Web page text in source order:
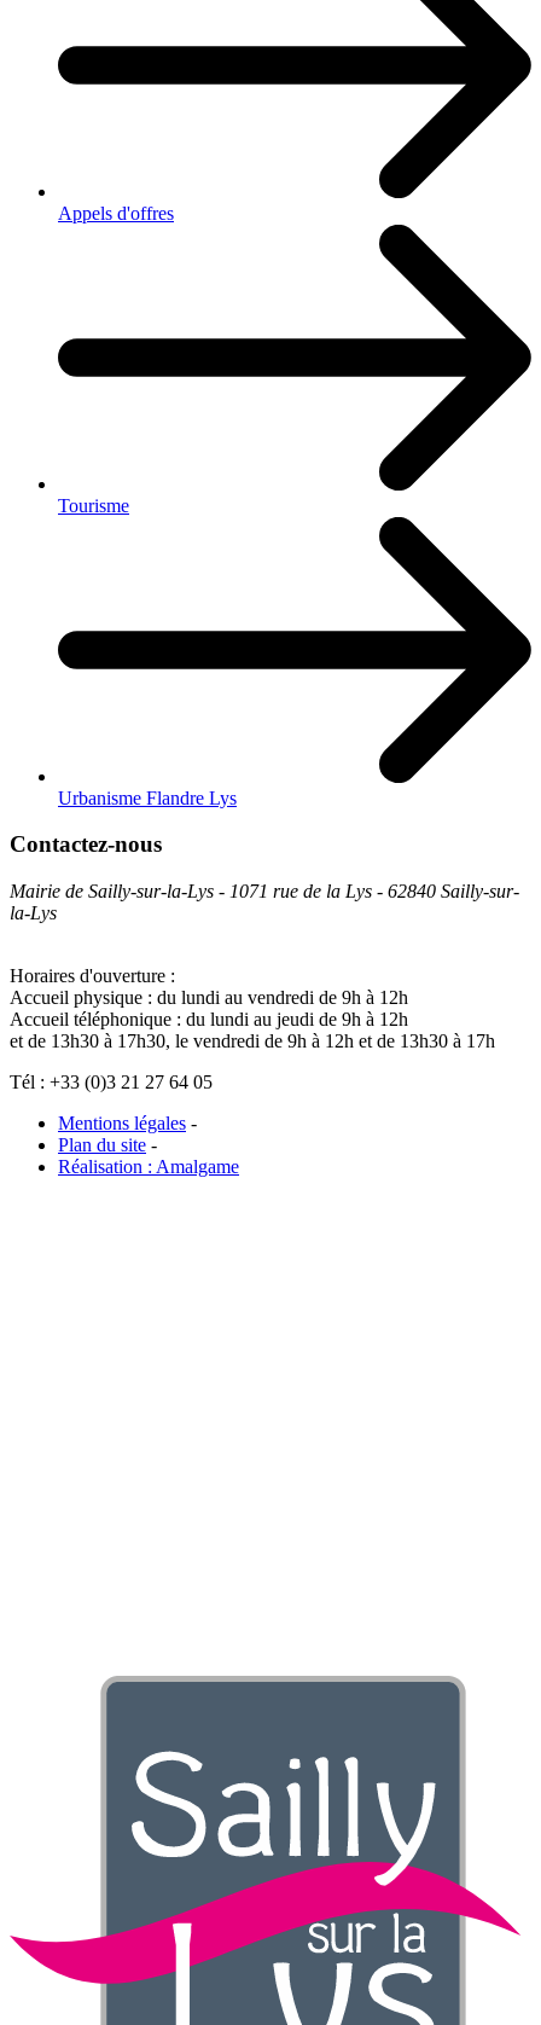
Appels d'offres
Tourisme
Urbanisme Flandre Lys
Contactez-nous
Mairie de Sailly-sur-la-Lys - 1071 rue de la Lys - 62840 Sailly-sur-
la-Lys
Horaires d'ouverture :
Accueil physique : du lundi au vendredi de 9h à 12h
Accueil téléphonique : du lundi au jeudi de 9h à 12h
et de 13h30 à 17h30, le vendredi de 9h à 12h et de 13h30 à 17h
Tél : +33 (0)3 21 27 64 05
Mentions légales -
Plan du site -
Réalisation : Amalgame